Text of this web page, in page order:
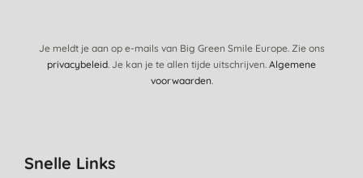
Je meldt je aan op e-mails van Big Green Smile Europe. Zie ons
privacybeleid. Je kan je te allen tijde uitschrijven. Algemene
voorwaarden.
Snelle Links